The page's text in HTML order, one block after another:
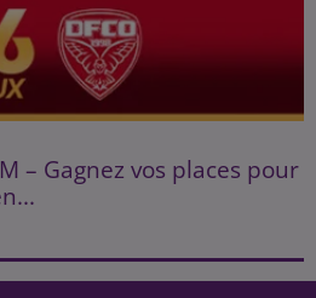
– Gagnez vos places pour